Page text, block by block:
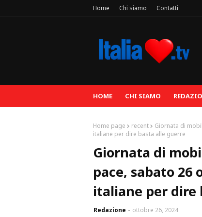
Home Chi siamo Contatti
HOME CHI SIAMO
Home page recent
Giornata di
italiane per dire basta alle guerre
Giornata di
pace, sabato 26
italiane per dire
Redazione ottobre 26, 2024